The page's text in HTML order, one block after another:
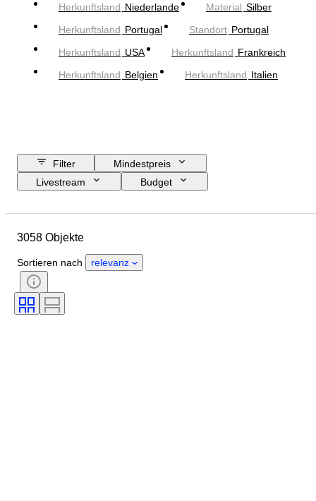
Herkunftsland Niederlande Material Silber
Herkunftsland Portugal Standort Portugal
Herkunftsland USA Herkunftsland Frankreich
Herkunftsland Belgien Herkunftsland Italien
Filter
Mindestpreis
Livestream
Budget
Zustand
Unterschrift
Währung
Art der Münze
Epoche
3058 Objekte
Sortieren nach relevanz